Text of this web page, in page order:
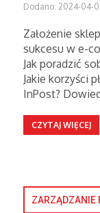
Dodano: 2024-04-
Założenie
sukcesu w e-
Jak poradzić
Jakie korzyści
InPost?
CZYTAJ WIĘCEJ
ZARZĄDZANIE